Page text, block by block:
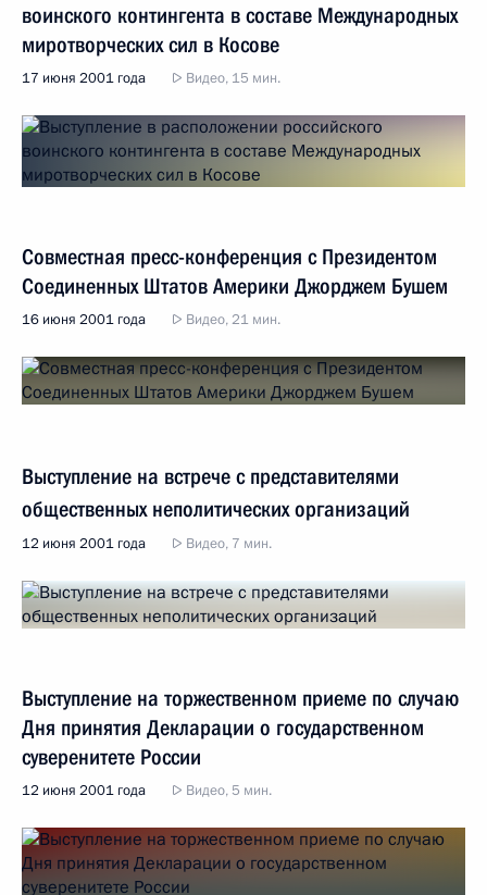
воинского контингента в составе Международных
миротворческих сил в Косове
17 июня 2001 года Видео, 15 мин.
Совместная пресс-конференция c Президентом
Соединенных Штатов Америки Джорджем Бушем
16 июня 2001 года Видео, 21 мин.
Выступление на встрече с представителями
общественных неполитических организаций
12 июня 2001 года Видео, 7 мин.
Выступление на торжественном приеме по случаю
Дня принятия Декларации о государственном
суверенитете России
12 июня 2001 года Видео, 5 мин.